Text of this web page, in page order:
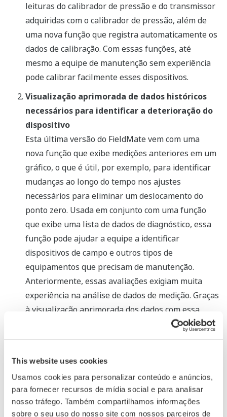
This website uses cookies
Usamos cookies para personalizar conteúdo e anúncios,
para fornecer recursos de mídia social e para analisar
nosso tráfego. Também compartilhamos informações
sobre o seu uso do nosso site com nossos parceiros de
leituras do calibrador de pressão e do transmissor
adquiridas com o calibrador de pressão, além de
uma nova função que registra automaticamente os
dados de calibração. Com essas funções, até
mesmo a equipe de manutenção sem experiência
pode calibrar facilmente esses dispositivos.
Visualização aprimorada de dados históricos
necessários para identificar a deterioração do
dispositivo
Esta última versão do FieldMate vem com uma
nova função que exibe medições anteriores em um
gráfico, o que é útil, por exemplo, para identificar
mudanças ao longo do tempo nos ajustes
necessários para eliminar um deslocamento do
ponto zero. Usada em conjunto com uma função
que exibe uma lista de dados de diagnóstico, essa
função pode ajudar a equipe a identificar
dispositivos de campo e outros tipos de
equipamentos que precisam de manutenção.
Anteriormente, essas avaliações exigiam muita
experiência na análise de dados de medição. Graças
à visualização aprimorada dos dados com essa
nova função, até mesmo funcionários de
manutenção inexperientes podem fazer essas
Novas interfaces
Agora está disponível uma nova interface externa
que facilita as conexões com sistemas host,
incluindo aqueles que dependem da nuvem. Isso